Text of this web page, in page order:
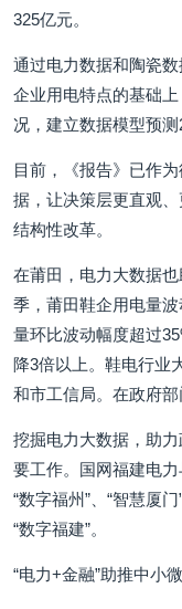
325亿元。
通过电力数据和陶瓷
企业用电特点的基础
况，建立数据模型预测
目前，《报告》已作
据，让决策层更直观
结构性改革。
在莆田，电力大数据
季，莆田鞋企用电量
量环比波动幅度超过
降3倍以上。鞋电行业
和市工信局。在政府
挖掘电力大数据，助
要工作。国网福建电
“数字福州”、“智慧厦
“数字福建”。
“电力+金融”助推中小